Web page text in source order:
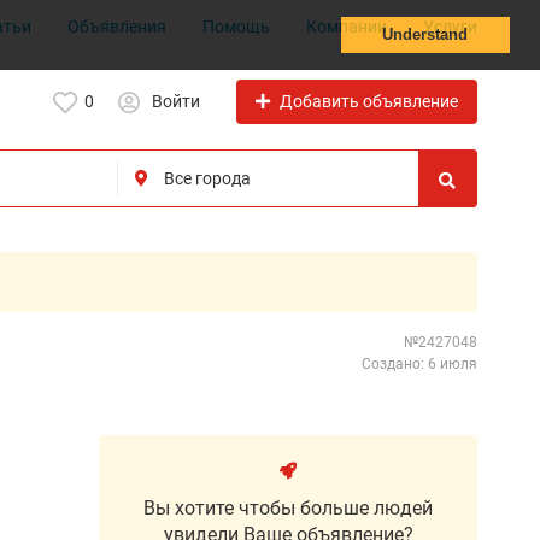
Understand
Объявления Помощь Компании Услуги
0 Войти Добавить объявление
№2427048
Создано: 6 июля
Вы хотите чтобы больше людей
увидели Ваше объявление?